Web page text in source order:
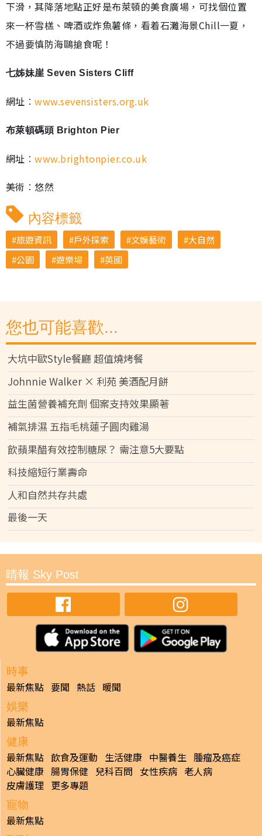
下滑，其降落地點正好是布萊頓的美食廣場，可找個位置
來一杯雪榚、啤酒或炸魚薯條，看着石灘海景Chill一夏，
不過要慎防海鷗搶食呢！
七姊妹崖 Seven Sisters Cliff
網址︰www.sevensisters.org.uk
布萊頓碼頭 Brighton Pier
網址︰www.brightonpier.co.uk
美術︰悠然
內容標籤
旅遊資訊 戶外探索 文娛藝術
大自然
公園
遊樂場 英國
您也可能喜歡...
大坑中歐Style餐廳 超值燒烤餐
Johnnie Walker × 利苑 美酒配月餅
益生菌營養補充劑 個案支持效果顯著
補氣排濕 五指毛桃蓮子圓肉雞湯
飲蘋果醋有效控制糖尿？ 需注意5大要點
科技縮短行業壽命
人和自然共存共處
最後一天
晴報 Sky Post
時事
最新焦點 要聞 熱話 暖聞
娛樂
最新焦點
健康
最新焦點 飲食及運動 生活健康 中醫養生 腫瘤及癌症
心臟健康 腸胃保健 兒科百問 女性疾病 老人病
皮膚護理 更多專題
寵物
最新焦點